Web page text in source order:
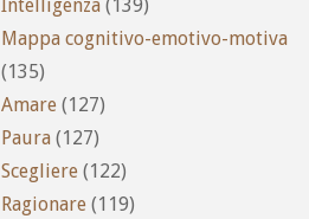
Intelligenza (139)
Mappa cognitivo-emotivo-motiva
(135)
Amare (127)
Paura (127)
Scegliere (122)
Ragionare (119)